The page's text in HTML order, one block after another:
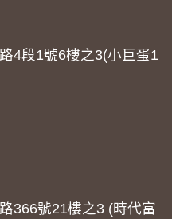
4段1號6樓之3(小巨蛋1
366號21樓之3 (時代富